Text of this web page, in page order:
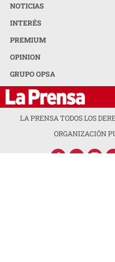
NOTICIAS
INTERÉS
PREMIUM
OPINION
GRUPO OPSA
LA PRENSA TODOS LOS
ORGANIZACIÓN